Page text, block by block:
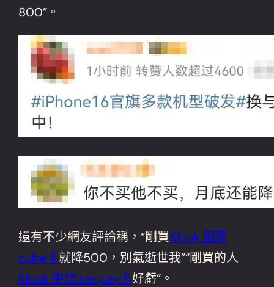
800”。
還有不少網友評論稱，“剛買Klook 國泰
cube卡就降500，別氣逝世我”“剛買的人
Klook 中信line pay卡好虧”。